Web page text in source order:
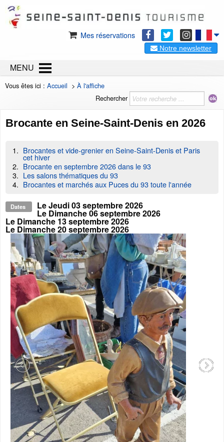
Mes réservations
Notre newsletter
MENU
Vous êtes ici : Accueil > À l'affiche
Rechercher
Brocante en Seine-Saint-Denis en 2026
Brocantes et vide-grenier en Seine-Saint-Denis et Paris
cet hiver
Brocante en septembre 2026 dans le 93
Les salons thématiques du 93
Brocantes et marchés aux Puces du 93 toute l'année
Dates LeJeudi 03 septembre 2026
Le Dimanche 06 septembre 2026
Le Dimanche 13 septembre 2026
Le Dimanche 20 septembre 2026